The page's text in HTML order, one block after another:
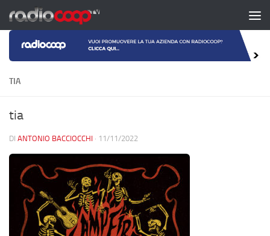
Salta al contenuto
TIA
tia
DI ANTONIO BACCIOCCHI · 11/11/2022